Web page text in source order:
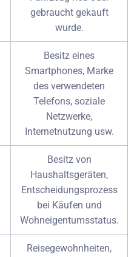
gebraucht gekauft
wurde.
Besitz eines
Smartphones, Marke
des verwendeten
Telefons, soziale
Netzwerke,
Internetnutzung usw.
Besitz von
Haushaltsgeräten,
Entscheidungsprozess
bei Käufen und
Wohneigentumsstatus.
Reisegewohnheiten,